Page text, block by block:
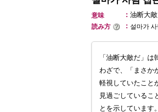
意味
： 油断大
読み方
： 설마가 사
「油断大敵だ」
わざで、「まさか
軽視していたこと
見過ごしているこ
とを示しています